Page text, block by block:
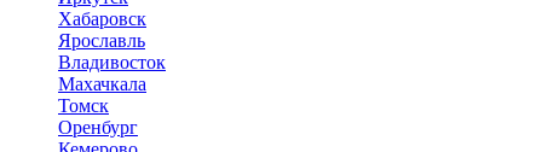
Хабаровск
Ярославль
Владивосток
Махачкала
Томск
Оренбург